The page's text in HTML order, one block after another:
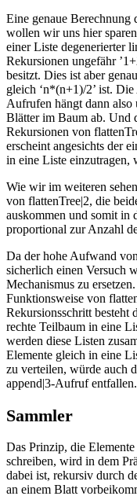
Eine genaue Berechnung
wollen wir uns hier
einer Liste degenerierter
Rekursionen ungefähr
besitzt. Dies ist aber
gleich ‘n*(n+1)/2’ ist.
Aufrufen hängt dann also
Blätter im Baum ab. Und
Rekursionen von
erscheint angesichts der
in eine Liste einzutragen,
Wie wir im weiteren
von flattenTree|2, die
auskommen und somit in
proportional zur Anzahl
Da der hohe Aufwand
sicherlich einen Versuch
Mechanismus zu
Funktionsweise von
Rekursionsschritt besteht
rechte Teilbaum in eine
werden diese Listen
Elemente gleich in eine
zu verteilen, würde auch
append|3-Aufruf entfallen.
Sammler
Das Prinzip, die
schreiben, wird in dem
dabei ist, rekursiv durch
an einem Blatt